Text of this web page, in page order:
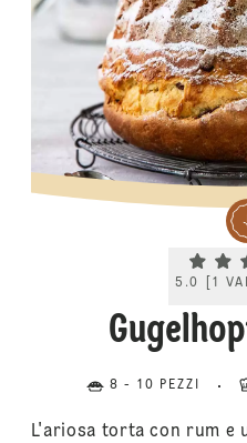
5.0 1
8 - 10 PEZZI
L'ariosa torta con rum e